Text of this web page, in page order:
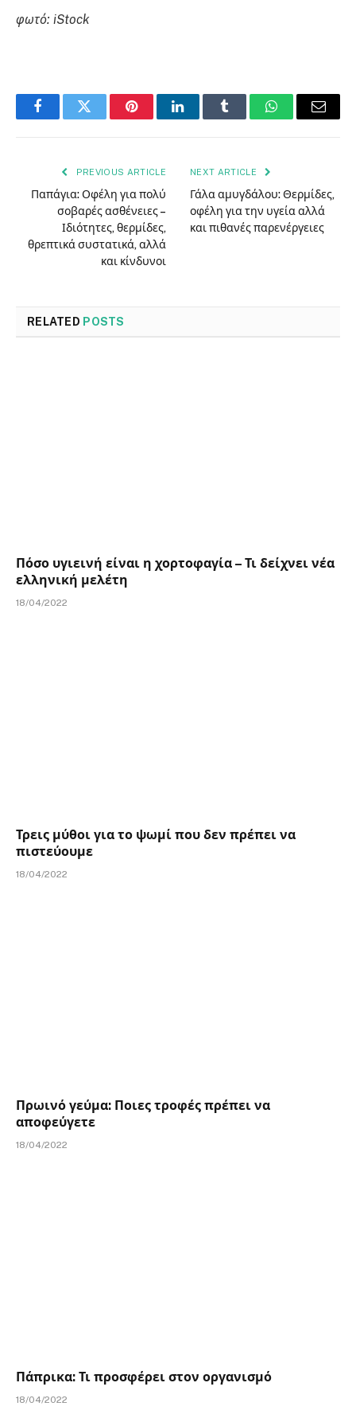
φωτό: iStock
FacebookTwitter PinterestLinkedInTumblr WhatsAppEmail
PREVIOUS ARTICLE
Παπάγια: Οφέλη για πολύ
σοβαρές ασθένειες –
Ιδιότητες, θερμίδες,
θρεπτικά συστατικά, αλλά
και κίνδυνοι
NEXT ARTICLE
Γάλα αμυγδάλου: Θερμίδες,
οφέλη για την υγεία αλλά
και πιθανές παρενέργειες
RELATED POSTS
Πόσο υγιεινή είναι η χορτοφαγία – Τι δείχνει νέα
ελληνική μελέτη
18/04/2022
Τρεις μύθοι για το ψωμί που δεν πρέπει να
πιστεύουμε
18/04/2022
Πρωινό γεύμα: Ποιες τροφές πρέπει να
αποφεύγετε
18/04/2022
Πάπρικα: Τι προσφέρει στον οργανισμό
18/04/2022